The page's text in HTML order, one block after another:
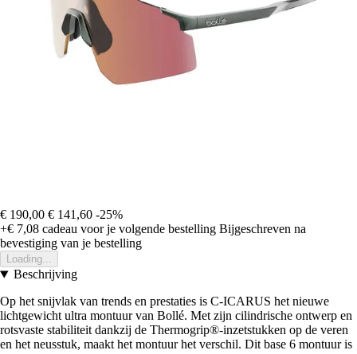
€ 190,00 € 141,60 -25%
+€ 7,08 cadeau voor je volgende bestelling Bijgeschreven na
bevestiging van je bestelling
Loading...
Beschrijving
Op het snijvlak van trends en prestaties is C-ICARUS het nieuwe
lichtgewicht ultra montuur van Bollé. Met zijn cilindrische ontwerp en
rotsvaste stabiliteit dankzij de Thermogrip®-inzetstukken op de veren
en het neusstuk, maakt het montuur het verschil. Dit base 6 montuur is